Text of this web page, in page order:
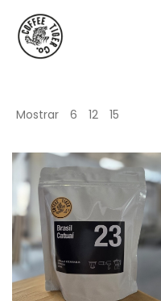
Mostrar 6 12 15